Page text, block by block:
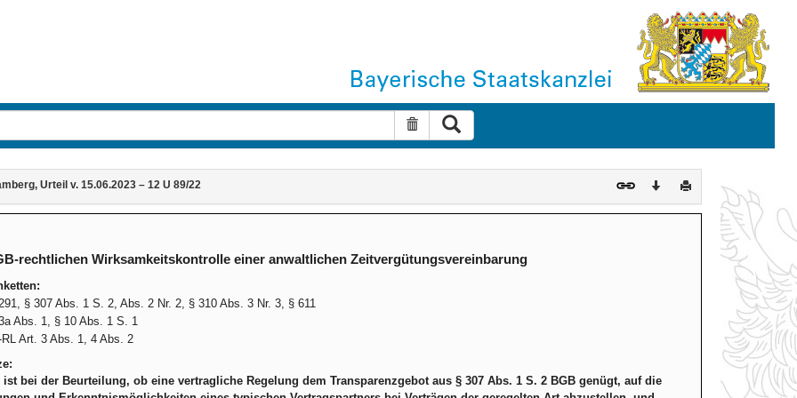
Suche zurücksetzen
Urteil v. 15.06.2023 – 12 U 89/22 DownloadDrucken
rechtlichen Wirksamkeitskontrolle einer anwaltlichen Zeitvergütungsvereinbarung
§ 307 Abs. 1 S. 2, Abs. 2 Nr. 2, § 310 Abs. 3 Nr. 3, § 611
Abs. 1, § 10 Abs. 1 S. 1
RL Art. 3 Abs. 1, 4 Abs. 2
ist bei der Beurteilung, ob eine vertragliche Regelung dem Transparenzgebot aus § 307 Abs. 1 S. 2 BGB genügt, auf die